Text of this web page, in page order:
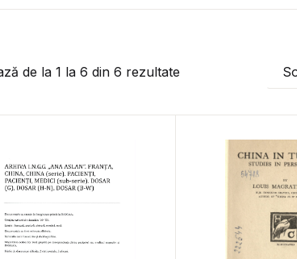
de la 1 la 6 din 6 rezultate